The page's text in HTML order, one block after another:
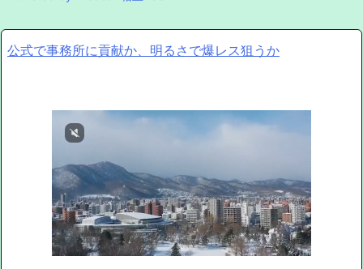
公式で事務所に貢献か、明るさで爆レス狙うか